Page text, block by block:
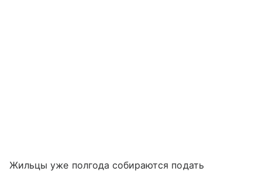
Жильцы уже полгода собираются подать